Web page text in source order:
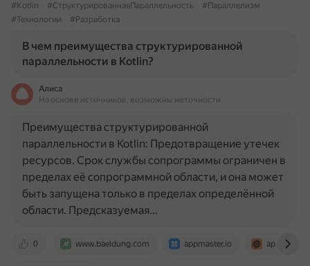
#Kotlin
#СтруктурированнаяПараллельность
#Параллелизм
#Технологии
#Разработка
В чем преимущества структурированной
параллельности в Kotlin?
Алиса
На основе источников, возможны неточности
0 www.baeldung.com appmaster.io
Преимущества структурированной
параллельности в Kotlin: Предотвращение утечек
ресурсов. Срок службы сопрограммы ограничен в
пределах её сопрограммной области, и она может
быть запущена только в пределах определённой
области. Предсказуемая…